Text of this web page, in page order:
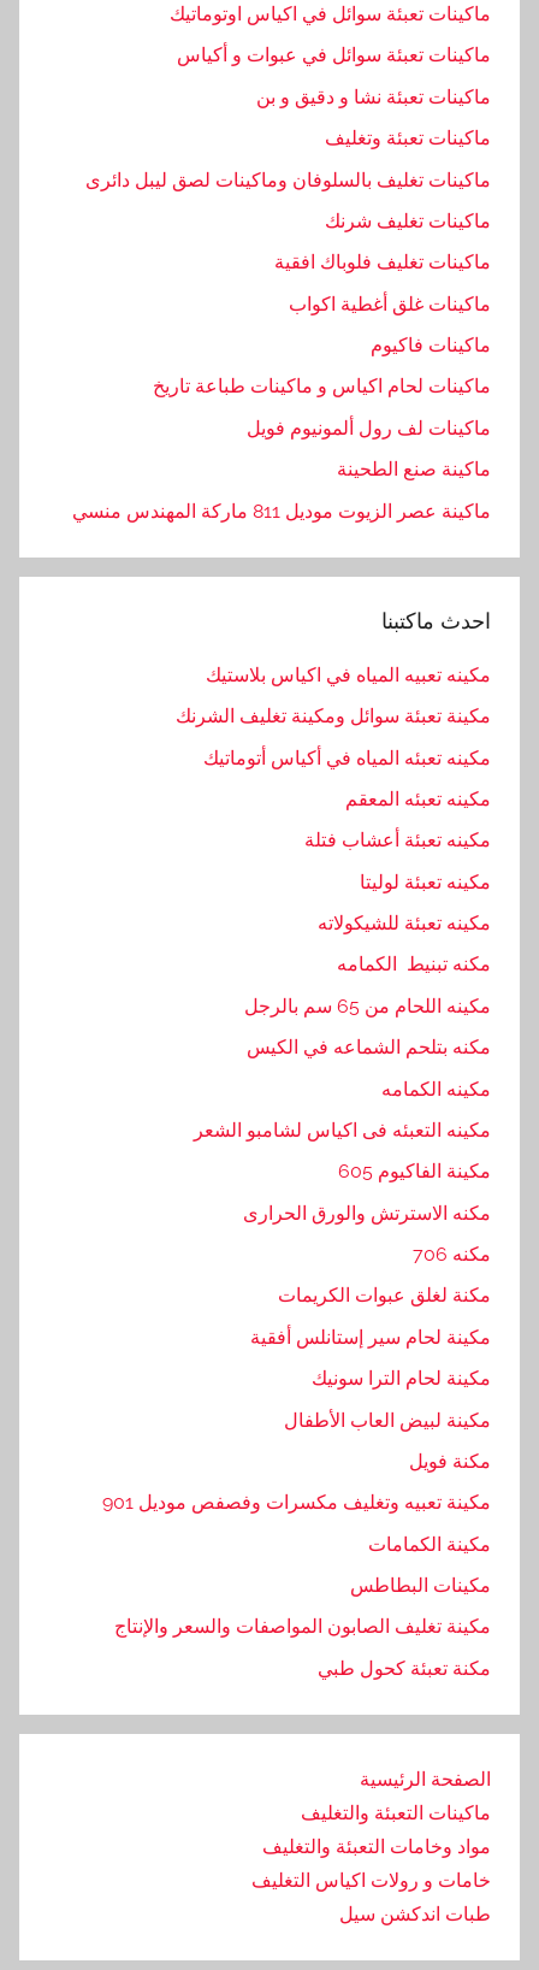
ا
ي
ط
ل
ك
,
ا
ه
د
,
ا
ن
د
س
ه
,
ب
ت
و
و
ر
,
ج
ع
,
ش
ك
,
ط
ب
ا
ماكينات تعبئة سوائل في اكياس اوتوماتيك
ماكينات تعبئة سوائل في عبوات و أكياس
ماكينات تعبئة نشا و دقيق و بن
ماكينات تعبئة وتغليف
ماكينات تغليف بالسلوفان وماكينات لصق ليبل دائرى
ماكينات تغليف شرنك
ماكينات تغليف فلوباك افقية
ماكينات غلق أغطية اكواب
ماكينات فاكيوم
ماكينات لحام اكياس و ماكينات طباعة تاريخ
ماكينات لف رول ألمونيوم فويل
ماكينة صنع الطحينة
ماكينة عصر الزيوت موديل 811 ماركة المهندس منسي
احدث ماكتبنا
مكينه تعبيه المياه في اكياس بلاستيك
مكينة تعبئة سوائل ومكينة تغليف الشرنك
مكينه تعبئه المياه في أكياس أتوماتيك
مكينه تعبئه المعقم
مكينه تعبئة أعشاب فتلة
مكينه تعبئة لوليتا
مكينه تعبئة للشيكولاته
مكنه تبنيط الكمامه
مكينه اللحام من 65 سم بالرجل
مكنه بتلحم الشماعه في الكيس
مكينه الكمامه
مكينه التعبئه فى اكياس لشامبو الشعر
مكينة الفاكيوم 605
مكنه الاسترتش والورق الحرارى
مكنه 706
مكنة لغلق عبوات الكريمات
مكينة لحام سير إستانلس أفقية
مكينة لحام الترا سونيك
مكينة لبيض العاب الأطفال
مكنة فويل
مكينة تعبيه وتغليف مكسرات وفصفص موديل 901
مكينة الكمامات
مكينات البطاطس
مكينة تغليف الصابون المواصفات والسعر والإنتاج
مكنة تعبئة كحول طبي
الصفحة الرئيسية
ماكينات التعبئة والتغليف
مواد وخامات التعبئة والتغليف
خامات و رولات اكياس التغليف
طبات اندكشن سيل